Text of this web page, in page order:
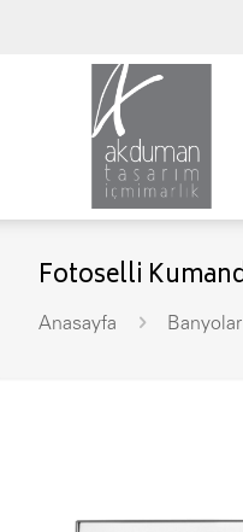
Fotoselli
Anasayfa Banyolar